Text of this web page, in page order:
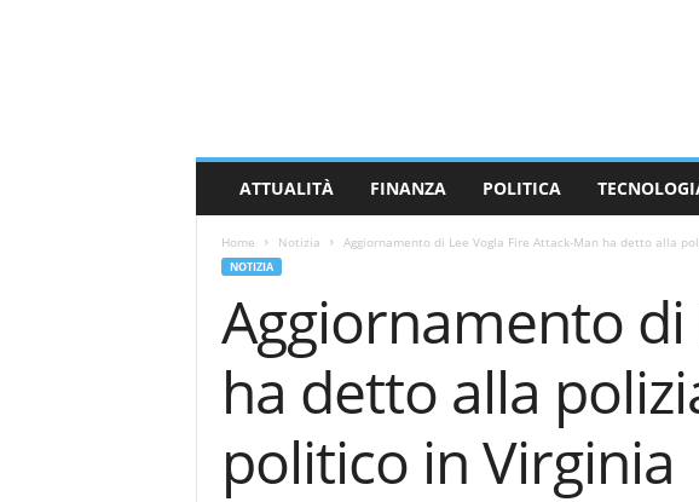
ATTUALITÀ FINANZA POLITICA
Home Notizia Aggiornamento di Lee Vogla Fire Attack-Man ha detto alla
NOTIZIA
Aggiornamento di
ha detto alla
politico in Virginia